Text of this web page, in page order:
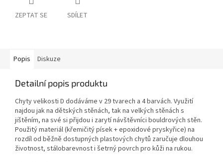
ZEPTAT SE SDÍLET
Popis Diskuze
Detailní popis produktu
Chyty velikosti D dodáváme v 29 tvarech a 4 barvách. Využití
najdou jak na dětských stěnách, tak na velkých stěnách s
jištěním, na své si přijdou i zarytí návštěvníci bouldrových stěn.
Použitý materiál (křemičitý písek + epoxidové pryskyřice) na
rozdíl od běžně dostupných plastových chytů zaručuje dlouhou
životnost, stálobarevnost i šetrný povrch pro kůži na rukou.